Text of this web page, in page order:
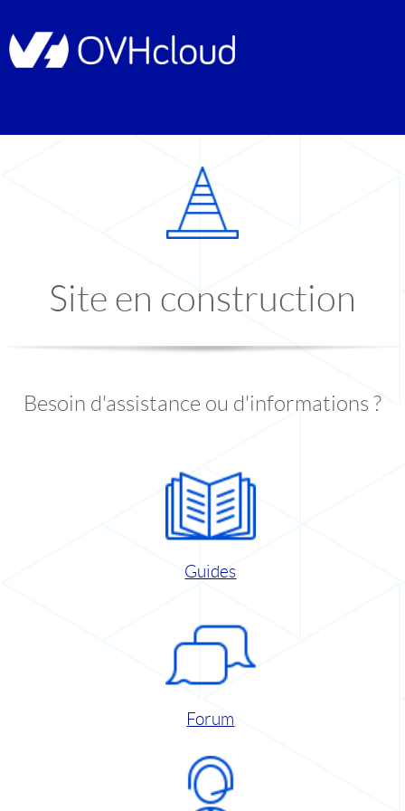
Site en construction
Besoin d'assistance ou d'informations ?
Guides
Forum